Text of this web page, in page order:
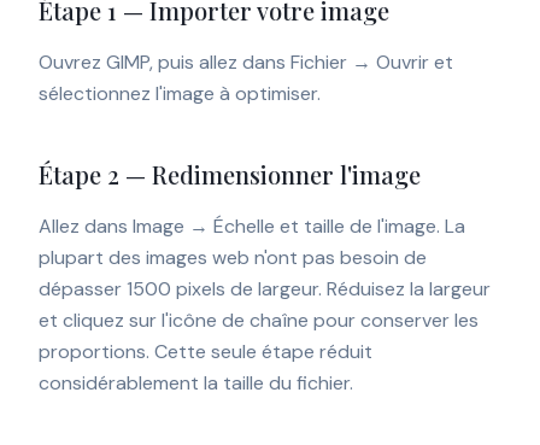
Étape 1 — Importer votre image
Ouvrez GIMP, puis allez dans Fichier → Ouvrir et
sélectionnez l'image à optimiser.
Étape 2 — Redimensionner l'image
Allez dans Image → Échelle et taille de l'image. La
plupart des images web n'ont pas besoin de
dépasser 1500 pixels de largeur. Réduisez la largeur
et cliquez sur l'icône de chaîne pour conserver les
proportions. Cette seule étape réduit
considérablement la taille du fichier.